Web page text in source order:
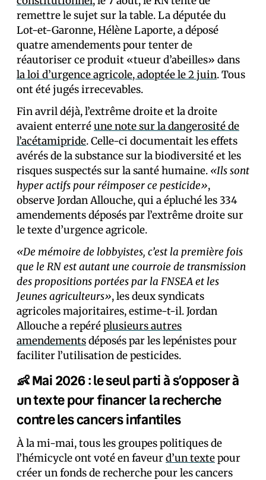
remettre le sujet sur la table. La députée du
Lot-et-Garonne, Hélène Laporte, a déposé
quatre amendements pour tenter de
réautoriser ce produit «tueur d’abeilles» dans
la loi d’urgence agricole, adoptée le 2 juin. Tous
ont été jugés irrecevables.
Fin avril déjà, l’extrême droite et la droite
avaient enterréune note sur la dangerosité de
l’acétamipride. Celle-ci documentait les effets
avérés de la substance sur la biodiversité et les
risques suspectés sur la santé humaine. «Ils sont
hyper actifs pour réimposer ce pesticide»,
observe Jordan Allouche, qui a épluché les 334
amendements déposés par l’extrême droite sur
le texte d’urgence agricole.
«De mémoire de lobbyistes, c’est la première fois
que le RN est autant une courroie de transmission
des propositions portées par la FNSEA et les
Jeunes agriculteurs», les deux syndicats
agricoles majoritaires, estime-t-il. Jordan
Allouche a repéréplusieurs autres
amendementsdéposés par les lepénistes pour
faciliter l’utilisation de pesticides.
👶Mai 2026 : le seul parti à s’opposer à
un texte pour financer la recherche
contre les cancersinfantiles
À la mi-mai, tous les groupes politiques de
l’hémicycle ont voté en faveurd’un textepour
créer un fonds de recherche pour les cancers